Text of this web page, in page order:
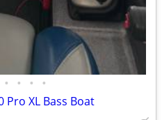
• • • •
Pro XL Bass Boat